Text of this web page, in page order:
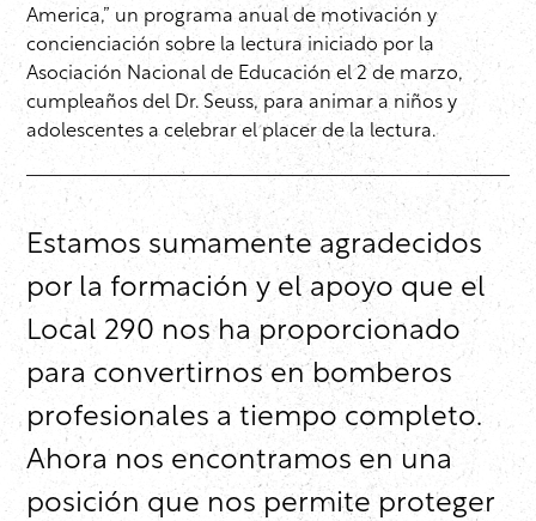
America,” un programa anual de motivación y
concienciación sobre la lectura iniciado por la
Asociación Nacional de Educación el 2 de marzo,
cumpleaños del Dr. Seuss, para animar a niños y
adolescentes a celebrar el placer de la lectura.
Estamos sumamente agradecidos
por la formación y el apoyo que el
Local 290 nos ha proporcionado
para convertirnos en bomberos
profesionales a tiempo completo.
Ahora nos encontramos en una
posición que nos permite proteger